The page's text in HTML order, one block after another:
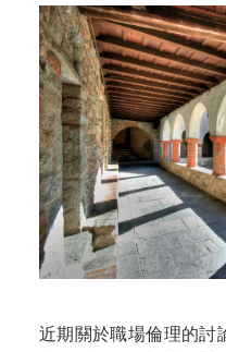
近期關於職場倫理的討